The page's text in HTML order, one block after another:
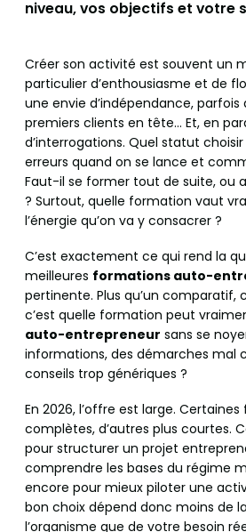
niveau, vos objectifs et votre
Créer son activité est souvent un
particulier d’enthousiasme et de
une envie d’indépendance, parfois
premiers clients en tête… Et, en
d’interrogations. Quel statut
erreurs quand on se lance et
Faut-il se former tout de suite, ou
? Surtout, quelle formation vaut
l’énergie qu’on va y consacrer ?
C’est exactement ce qui rend la
meilleures formations auto-
pertinente. Plus qu’un comparatif,
c’est quelle formation peut
auto-entrepreneur sans se
informations, des démarches mal
conseils trop génériques ?
En 2026, l’offre est large.
complètes, d’autres plus courtes.
pour structurer un projet
comprendre les bases du régime
encore pour mieux piloter une
bon choix dépend donc moins de
l’organisme que de votre besoin